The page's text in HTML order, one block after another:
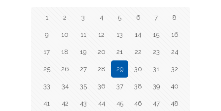
1 2 3 4 5 6 7 8
9 10 11 12 13 14 15 16
17 18 19 20 21 22 23 24
25 26 27 28 29 30 31 32
33 34 35 36 37 38 39 40
41 42 43 44 45 46 47 48